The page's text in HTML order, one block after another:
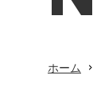
ホーム